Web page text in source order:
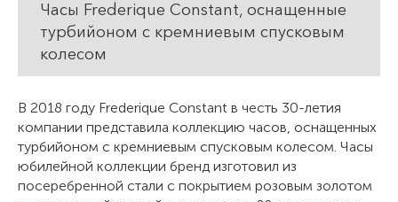
Часы Frederique Constant, оснащенные
турбийоном с кремниевым спусковым
колесом
В 2018 году Frederique Constant в честь 30-летия
компании представила коллекцию часов, оснащенных
турбийоном с кремниевым спусковым колесом. Часы
юбилейной коллекции бренд изготовил из
посеребренной стали с покрытием розовым золотом